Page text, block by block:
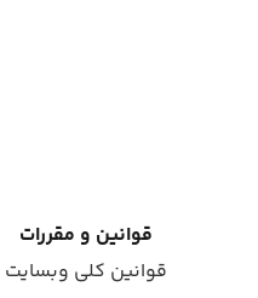
قوانین و مقررات
قوانین کلی وبسایت